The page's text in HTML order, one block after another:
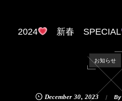
2024 新春 SPECIAL
お知らせ
December 30, 2023 By